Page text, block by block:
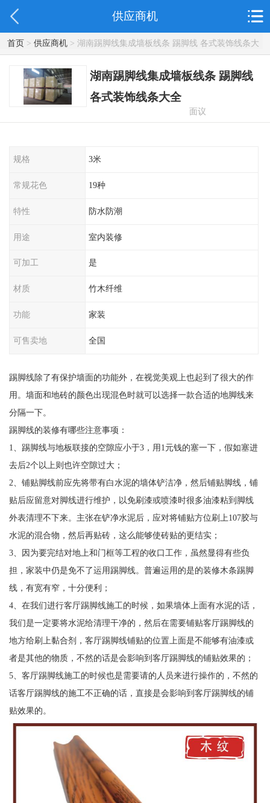
供应商机
首页> 供应商机> 湖南踢脚线集成墙板线条 踢脚线 各式装饰线条大
全
湖南踢脚线集成墙板线条 踢脚线
各式装饰线条大全
面议
规格 3米
常规花色 19种
特性 防水防潮
用途 室内装修
可加工 是
材质 竹木纤维
功能 家装
可售卖地 全国
踢脚线除了有保护墙面的功能外，在视觉美观上也起到了很大的作
用。墙面和地砖的颜色出现混色时就可以选择一款合适的地脚线来
分隔一下。
踢脚线的装修有哪些注意事项：
1、踢脚线与地板联接的空隙应小于3，用1元钱的塞一下，假如塞进
去后2个以上则也许空隙过大；
2、铺贴脚线前应先将带有白水泥的墙体铲洁净，然后铺贴脚线，铺
贴后应留意对脚线进行维护，以免刷漆或喷漆时很多油漆粘到脚线
外表清理不下来。主张在铲净水泥后，应对将铺贴方位刷上107胶与
水泥的混合物，然后再贴砖，这么能够使砖贴的更结实；
3、因为要完结对地上和门框等工程的收口工作，虽然显得有些负
担，家装中仍是免不了运用踢脚线。普遍运用的是的装修木条踢脚
线，有宽有窄，十分便利；
4、在我们进行客厅踢脚线施工的时候，如果墙体上面有水泥的话，
我们是一定要将水泥给清理干净的，然后在需要铺贴客厅踢脚线的
地方给刷上黏合剂，客厅踢脚线铺贴的位置上面是不能够有油漆或
者是其他的物质，不然的话是会影响到客厅踢脚线的铺贴效果的；
5、客厅踢脚线施工的时候也是需要请的人员来进行操作的，不然的
话客厅踢脚线的施工不正确的话，直接是会影响到客厅踢脚线的铺
贴效果的。